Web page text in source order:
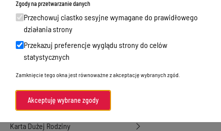
Rada Miejska
Oświadczenia majątkowe
Akty prawne
Akty prawne - poprzednia wersja
Spisy
Gminna Komisja Rozwiązywania
Problemów Alkoholowych
Karta Dużej Rodziny
Zgody na przetwarzanie danych
Przechowuj ciastko sesyjne wymagane do prawidłowego
działania strony
Przekazuj preferencje wyglądu strony do celów
statystycznych
Zamknięcie tego okna jest równoważne z akceptację wybranych zgód.
Akceptuję wybrane zgody